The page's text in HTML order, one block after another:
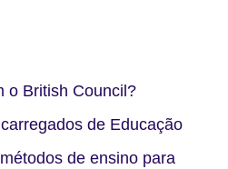
o British Council?
de Educação
de ensino para